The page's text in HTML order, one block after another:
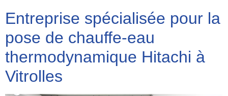
Entreprise spécialisée pour la
pose de chauffe-eau
thermodynamique Hitachi à
Vitrolles